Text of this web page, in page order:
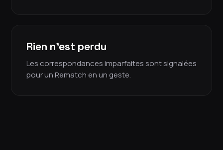
Rien n'est perdu
Les correspondances imparfaites sont signalées
pour un Rematch en un geste.